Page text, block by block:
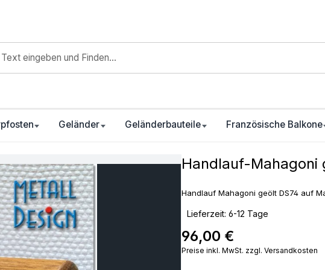
Geländer Geländerbauteile Französische Balkone
Handlauf-Mahagoni
Handlauf Mahagoni geölt DS74 auf
Lieferzeit: 6-12 Tage
Regulärer Preis:
96,00 €
Preise inkl. MwSt. zzgl. Versandkosten